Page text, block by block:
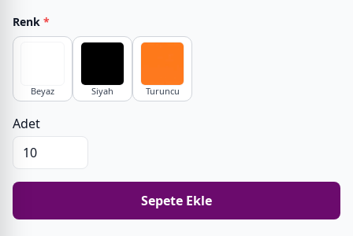
Renk *
Beyaz Siyah Turuncu
Adet
Sepete Ekle